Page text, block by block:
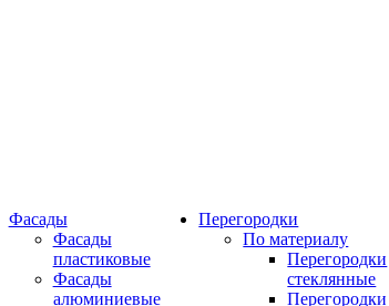
Фасады
Фасады
пластиковые
Фасады
алюминиевые
Перегородки
По материалу
Перегородки
стеклянные
Перегородки